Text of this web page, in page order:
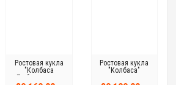
Ростовая кукла
"Колбаса
Любительская
Ростовая кукла
"Колбаса"